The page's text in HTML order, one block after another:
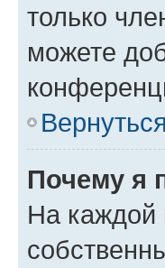
только
можете
Почему я
На каждой